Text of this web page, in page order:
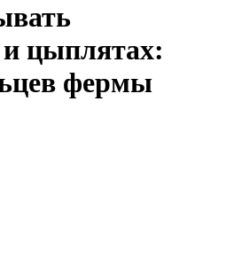
цыплятах:
фермы